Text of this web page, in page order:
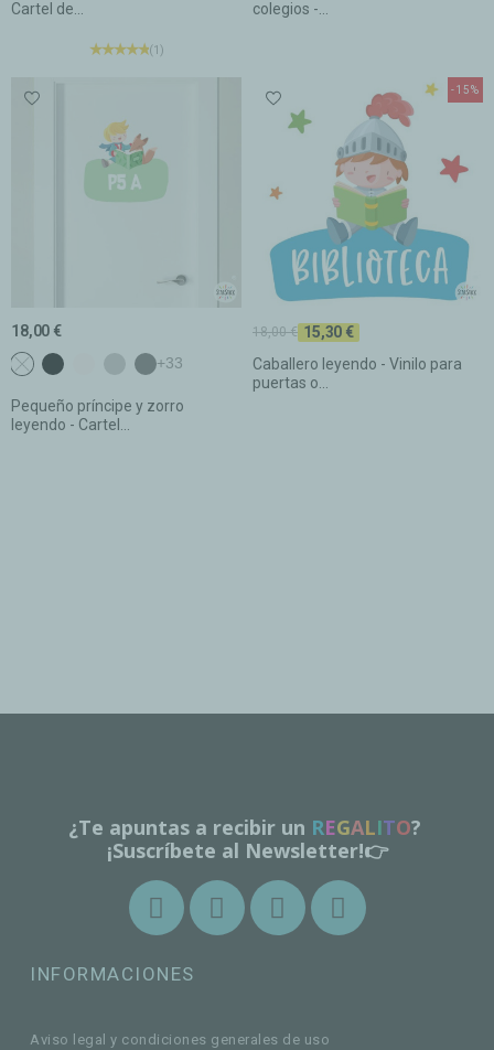
Cartel de...
(1)
colegios -...
Pequeño príncipe y zorro
leyendo - Cartel...
18,00 €
NO seleccionado
c1 Negroc2 Blancoc3 Gris claro
c4 Gris oscuro
+33
Caballero leyendo - Vinilo para
puertas o...
18,00 € 15,30 €
-15%
¿Te apuntas a recibir un REGALITO?
¡Suscríbete al Newsletter!👉
INFORMACIONES
Aviso legal y condiciones generales de uso